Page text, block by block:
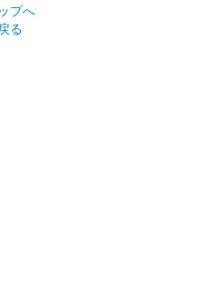
カラー版
城印。1000枚限定での販売。
限定での販売。
プへ
る